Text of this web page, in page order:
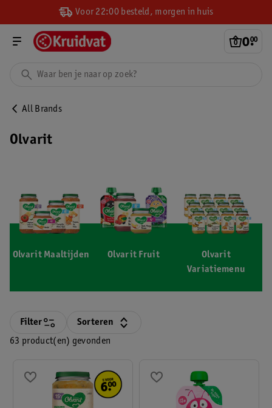
Voor 22:00 besteld, morgen in huis
0.
00
All Brands
Olvarit
Olvarit Maaltijden Olvarit Fruit
Olvarit
Variatiemenu
63 product(en) gevonden
Filter Sorteren